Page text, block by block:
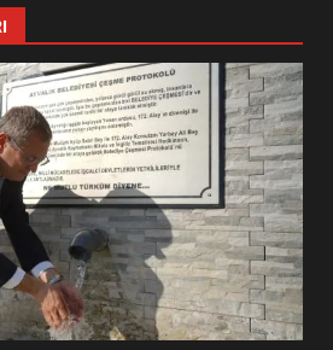
KAYITLARI NEYİ
BELEDİYESPOR’DA
YÖNETİM NASIL
SU MİRASI İÇİN
GEÇİYOR: GÖZLER